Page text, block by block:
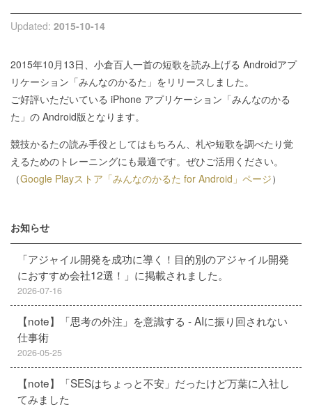
Updated: 2015-10-14
2015年10月13日、小倉百人一首の短歌を読み上げる Androidアプ
リケーション「みんなのかるた」をリリースしました。
ご好評いただいている iPhone アプリケーション「みんなのかる
た」の Android版となります。
競技かるたの読み手役としてはもちろん、札や短歌を調べたり覚
えるためのトレーニングにも最適です。ぜひご活用ください。
（Google Playストア「みんなのかるた for Android」ページ）
お知らせ
「アジャイル開発を成功に導く！目的別のアジャイル開発
におすすめ会社12選！」に掲載されました。
2026-07-16
【note】「思考の外注」を意識する - AIに振り回されない
仕事術
2026-05-25
【note】「SESはちょっと不安」だったけど万葉に入社し
てみました